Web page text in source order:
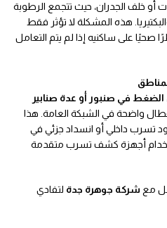
أو خلف الجدران، حيث تتجمع الرطوبة
هذه المشكلة لا تؤثر فقط
صحيًا على ساكنيه إذا لم يتم التعامل
في صنبور أو عدة صنابير
واضحة في الشبكة العامة. هذا
تسرب داخلي أو انسداد جزئي في
أجهزة كشف تسرب متقدمة
مع شركة جوهرة جدة لتفادي